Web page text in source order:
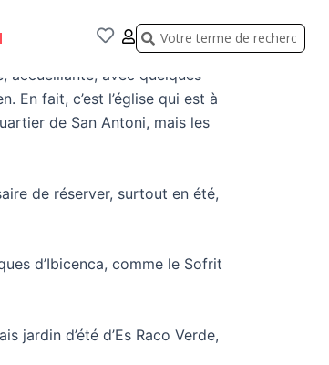
Rechercher
Rechercher
accueillante, avec quelques
En fait, c’est l’église qui est à
de San Antoni, mais les
de réserver, surtout en été,
d’Ibicenca, comme le Sofrit
jardin d’été d’Es Raco Verde,